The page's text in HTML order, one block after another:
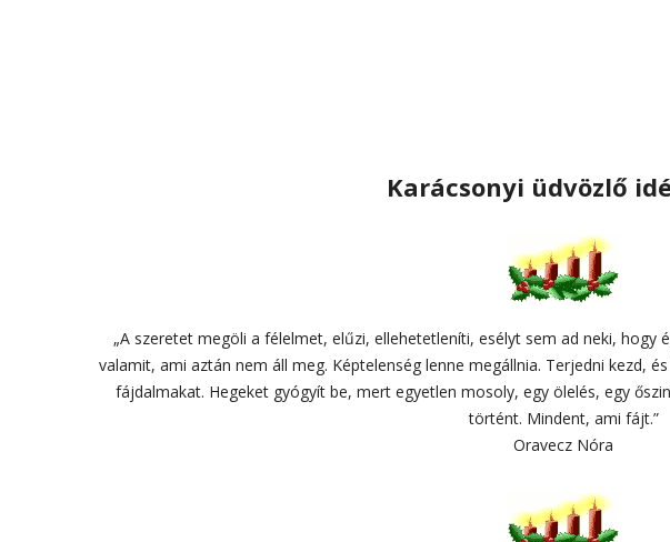
Karácsonyi üdvözlő
„A szeretet megöli a félelmet, elűzi, ellehetetleníti, esélyt sem ad neki, hogy
valamit, ami aztán nem áll meg. Képtelenség lenne megállnia. Terjedni kezd,
fájdalmakat. Hegeket gyógyít be, mert egyetlen mosoly, egy ölelés, egy
történt. Mindent, ami fájt.”
Oravecz Nóra